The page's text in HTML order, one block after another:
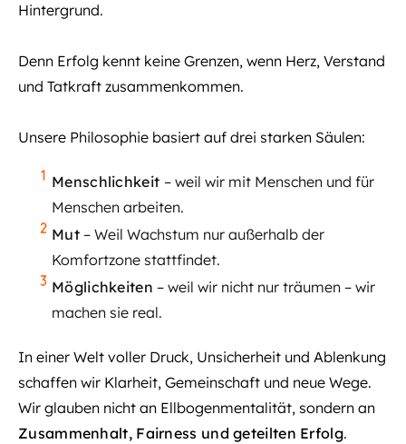
Hintergrund.
Denn Erfolg kennt keine Grenzen, wenn Herz, Verstand
und Tatkraft zusammenkommen.
Unsere Philosophie basiert auf drei starken Säulen:
Menschlichkeit – weil wir mit Menschen und für
Menschen arbeiten.
Mut– Weil Wachstum nur außerhalb der
Komfortzone stattfindet.
Möglichkeiten– weil wir nicht nur träumen – wir
machen sie real.
In einer Welt voller Druck, Unsicherheit und Ablenkung
schaffen wir Klarheit, Gemeinschaft und neue Wege.
Wir glauben nicht an Ellbogenmentalität, sondern an
Zusammenhalt, Fairness und geteilten Erfolg.